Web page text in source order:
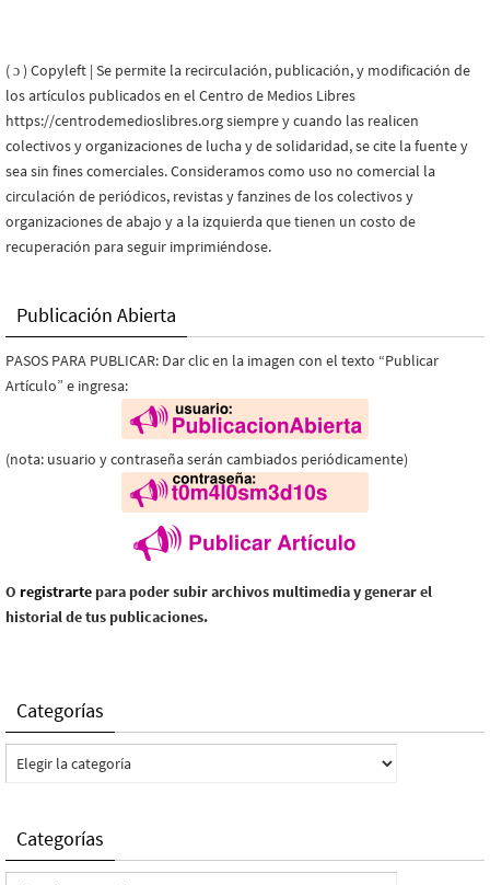
( ɔ ) Copyleft | Se permite la recirculación, publicación, y modificación de
los artículos publicados en el Centro de Medios Libres
https://centrodemedioslibres.org siempre y cuando las realicen
colectivos y organizaciones de lucha y de solidaridad, se cite la fuente y
sea sin fines comerciales. Consideramos como uso no comercial la
circulación de periódicos, revistas y fanzines de los colectivos y
organizaciones de abajo y a la izquierda que tienen un costo de
recuperación para seguir imprimiéndose.
Publicación Abierta
PASOS PARA PUBLICAR: Dar clic en la imagen con el texto “Publicar
Artículo” e ingresa:
(nota: usuario y contraseña serán cambiados periódicamente)
O registrarte para poder subir archivos multimedia y generar el
historial de tus publicaciones.
Categorías
Categorías
Categorías